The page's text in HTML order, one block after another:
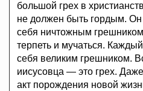
большой грех в
не должен быть гордым. Он
себя ничтожным
терпеть и мучаться.
себя великим грешником.
иисусовца — это грех.
акт порождения новой